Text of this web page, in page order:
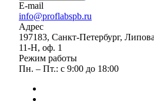
E-mail
info@proflabspb.ru
Адрес
197183, Санкт-Петербург,
11-Н, оф. 1
Режим работы
Пн. – Пт.: с 9:00 до 18:00